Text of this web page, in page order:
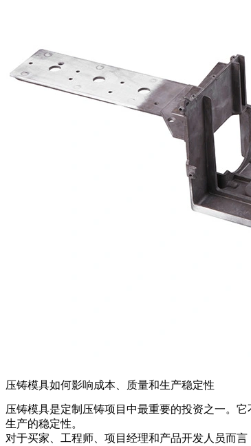
压铸模具如何影响成本、质量和生产稳定性
压铸模具是定制压铸项目中最重要的投资之一。
生产的稳定性。
对于买家、工程师、项目经理和产品开发人员而